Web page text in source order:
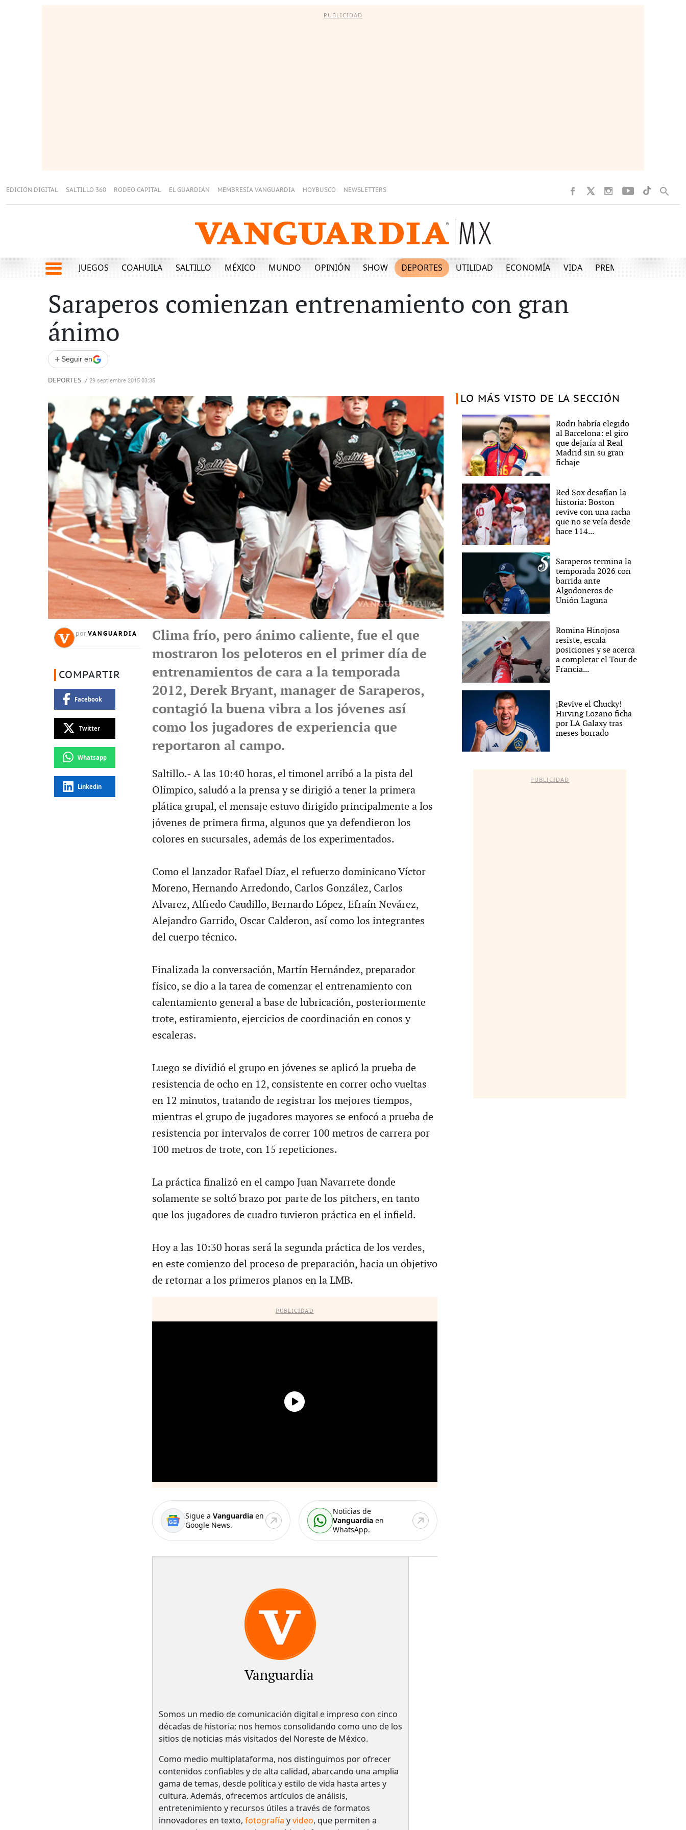
PUBLICIDAD
EDICIÓN DIGITAL SALTILLO 360 RODEO CAPITAL EL GUARDIÁN MEMBRESÍA VANGUARDIA HOYBUSCO NEWSLETTERS
JUEGOS COAHUILA SALTILLO MÉXICO MUNDO OPINIÓN SHOW DEPORTES UTILIDAD ECONOMÍA VIDA PREMIUM
Saraperos comienzan entrenamiento con gran
ánimo
+ Seguir en
DEPORTES / 29 septiembre 2015 03:35
por VANGUARDIA
COMPARTIR
Facebook
Twitter
Whatsapp
Linkedin
Clima frío, pero ánimo caliente, fue el que
mostraron los peloteros en el primer día de
entrenamientos de cara a la temporada
2012, Derek Bryant, manager de Saraperos,
contagió la buena vibra a los jóvenes así
como los jugadores de experiencia que
reportaron al campo.
Saltillo.- A las 10:40 horas, el timonel arribó a la pista del
Olímpico, saludó a la prensa y se dirigió a tener la primera
plática grupal, el mensaje estuvo dirigido principalmente a los
jóvenes de primera firma, algunos que ya defendieron los
colores en sucursales, además de los experimentados.
Como el lanzador Rafael Díaz, el refuerzo dominicano Víctor
Moreno, Hernando Arredondo, Carlos González, Carlos
Alvarez, Alfredo Caudillo, Bernardo López, Efraín Nevárez,
Alejandro Garrido, Oscar Calderon, así como los integrantes
del cuerpo técnico.
Finalizada la conversación, Martín Hernández, preparador
físico, se dio a la tarea de comenzar el entrenamiento con
calentamiento general a base de lubricación, posteriormente
trote, estiramiento, ejercicios de coordinación en conos y
escaleras.
Luego se dividió el grupo en jóvenes se aplicó la prueba de
resistencia de ocho en 12, consistente en correr ocho vueltas
en 12 minutos, tratando de registrar los mejores tiempos,
mientras el grupo de jugadores mayores se enfocó a prueba de
resistencia por intervalos de correr 100 metros de carrera por
100 metros de trote, con 15 repeticiones.
La práctica finalizó en el campo Juan Navarrete donde
solamente se soltó brazo por parte de los pitchers, en tanto
que los jugadores de cuadro tuvieron práctica en el infield.
Hoy a las 10:30 horas será la segunda práctica de los verdes,
en este comienzo del proceso de preparación, hacia un objetivo
de retornar a los primeros planos en la LMB.
PUBLICIDAD
Sigue a Vanguardiaen
Google News.
Noticias de
Vanguardia en
WhatsApp.
Vanguardia
Somos un medio de comunicación digital e impreso con cinco
décadas de historia; nos hemos consolidando como uno de los
sitios de noticias más visitados del Noreste de México.
Como medio multiplataforma, nos distinguimos por ofrecer
contenidos confiables y de alta calidad, abarcando una amplia
gama de temas, desde política y estilo de vida hasta artes y
cultura. Además, ofrecemos artículos de análisis,
entretenimiento y recursos útiles a través de formatos
innovadores en texto, fotografía yvideo, que permiten a
LO MÁS VISTO DE LA SECCIÓN
Rodri habría elegido
al Barcelona: el giro
que dejaría al Real
Madrid sin su gran
fichaje
Red Sox desafían la
historia: Boston
revive con una racha
que no se veía desde
hace 114...
Saraperos termina la
temporada 2026 con
barrida ante
Algodoneros de
Unión Laguna
Romina Hinojosa
resiste, escala
posiciones y se acerca
a completar el Tour de
Francia...
¡Revive el Chucky!
Hirving Lozano ficha
por LA Galaxy tras
meses borrado
PUBLICIDAD